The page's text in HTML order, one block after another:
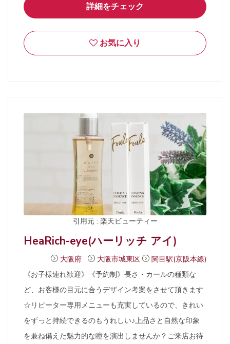
詳細をチェック
お気に入り
引用元 : 楽天ビューティー
HeaRich-eye(ハーリッチ アイ)
大阪府 大阪市城東区
関目駅(京阪本線)
《お子様連れ歓迎》《予約制》長さ・カールの種類な
ど、お客様の目元に合うデザイン考案をさせて頂きます
☆リピーター専用メニューも充実しているので、きれい
をずっと持続できるのもうれしい♪上品さと自然な印象
を兼ね備えた魅力的な瞳を演出しませんか？ご来店お待